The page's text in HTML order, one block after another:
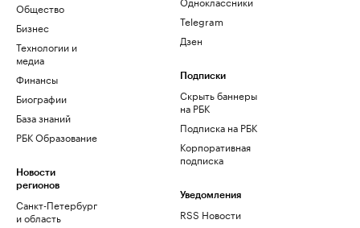
Общество
Бизнес
Технологии и
медиа
Финансы
Биографии
База знаний
РБК Образование
Новости
регионов
Санкт-Петербург
и область
Telegram
Дзен
Подписки
Скрыть баннеры
на РБК
Подписка на РБК
Корпоративная
подписка
Уведомления
RSS Новости